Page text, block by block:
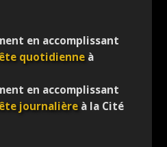
en accomplissant
quotidienne à
en accomplissant
journalière à la Cité